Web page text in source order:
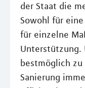
der Staat die
Sowohl für
für einzelne
Unterstützung.
bestmöglich
Sanierung